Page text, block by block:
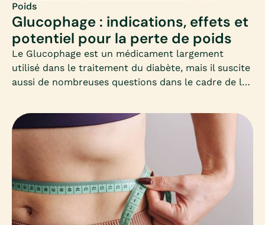
Poids
Glucophage : indications, effets et
potentiel pour la perte de poids
Le Glucophage est un médicament largement
utilisé dans le traitement du diabète, mais il suscite
aussi de nombreuses questions dans le cadre de la
panorama clair et adapté, à destination des femmes
qui souhaitent perdre du poids et s’interrogent sur